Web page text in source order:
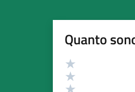
Quanto
Valutazione